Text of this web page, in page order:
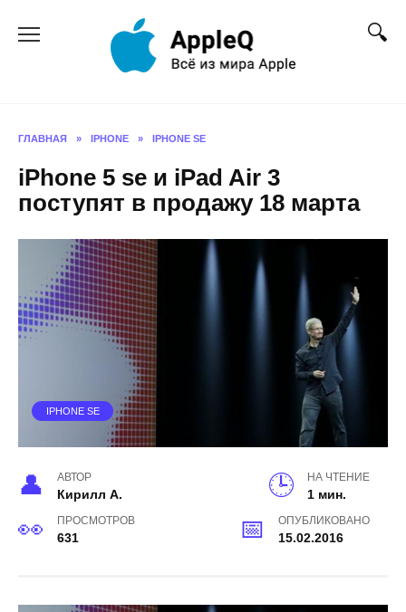
ГЛАВНАЯ » IPHONE » IPHONE SE
iPhone 5 se и iPad Air 3
поступят в продажу 18 марта
IPHONE SE
АВТОР
Кирилл А.
НА ЧТЕНИЕ
1 мин.
ПРОСМОТРОВ
631
ОПУБЛИКОВАНО
15.02.2016